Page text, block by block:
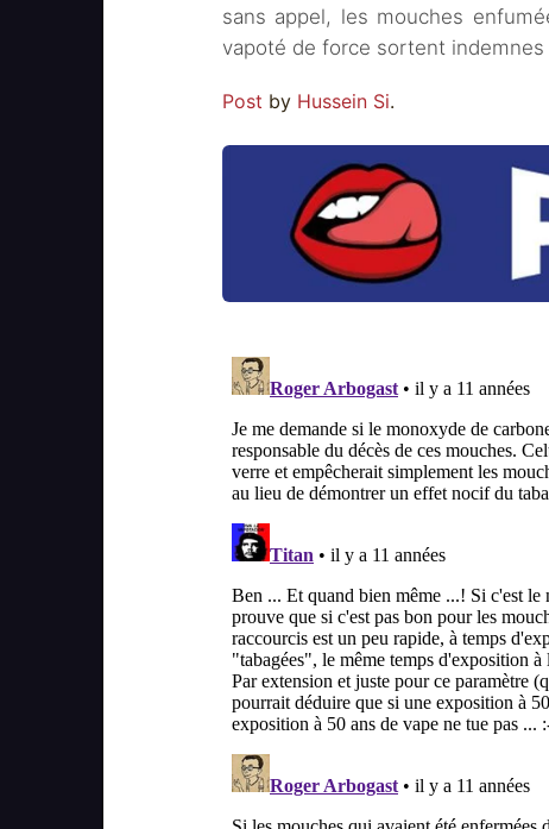
sans appel, les mouches
vapoté de force sortent
Post by Hussein Si.